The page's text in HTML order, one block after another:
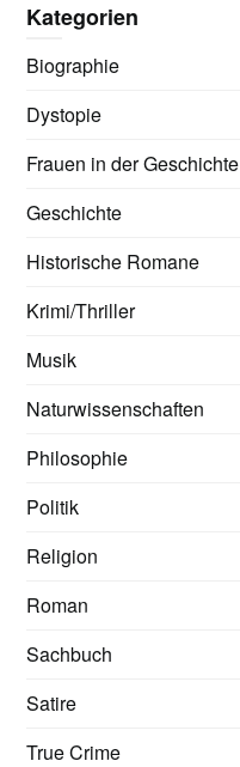
Kategorien
Biographie
Dystopie
Frauen in der Geschichte
Geschichte
Historische Romane
Krimi/Thriller
Musik
Naturwissenschaften
Philosophie
Politik
Religion
Roman
Sachbuch
Satire
True Crime